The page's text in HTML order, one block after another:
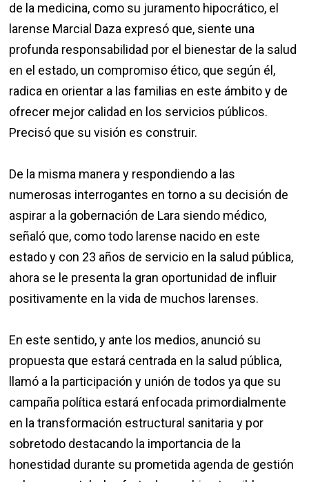
de la medicina, como su juramento hipocrático, el
larense Marcial Daza expresó que, siente una
profunda responsabilidad por el bienestar de la salud
en el estado, un compromiso ético, que según él,
radica en orientar a las familias en este ámbito y de
ofrecer mejor calidad en los servicios públicos.
Precisó que su visión es construir.
De la misma manera y respondiendo a las
numerosas interrogantes en torno a su decisión de
aspirar a la gobernación de Lara siendo médico,
señaló que, como todo larense nacido en este
estado y con 23 años de servicio en la salud pública,
ahora se le presenta la gran oportunidad de influir
positivamente en la vida de muchos larenses.
En este sentido, y ante los medios, anunció su
propuesta que estará centrada en la salud pública,
llamó a la participación y unión de todos ya que su
campaña política estará enfocada primordialmente
en la transformación estructural sanitaria y por
sobretodo destacando la importancia de la
honestidad durante su prometida agenda de gestión